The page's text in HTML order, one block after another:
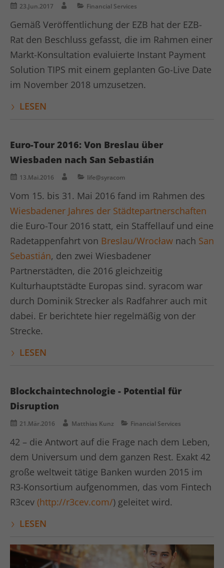
23.Jun.2017 Financial Services
Gemäß Veröffentlichung der EZB hat der EZB-
Rat den Beschluss gefasst, die im Rahmen einer
Markt-Konsultation evaluierte Instant Payment
Solution TIPS mit einem geplanten Go-Live Date
im November 2018 umzusetzen.
LESEN
Euro-Tour 2016: Von Breslau über
Wiesbaden nach San Sebastián
13.Mai.2016 life@syracom
Vom 15. bis 31. Mai 2016 fand im Rahmen des
Wiesbadener Jahres der Städtepartnerschaften
die Euro-Tour 2016 statt, ein Staffellauf und eine
Radetappenfahrt von Breslau/Wrocław nach San
Sebastián, den zwei Wiesbadener
Partnerstädten, die 2016 gleichzeitig
Kulturhauptstädte Europas sind. syracom war
durch Dominik Strecker als Radfahrer auch mit
dabei. Er berichtete hier regelmäßig von der
Strecke.
LESEN
Blockchaintechnologie - Potential für
Disruption
21.Mär.2016 Matthias Kunz Financial Services
42 – die Antwort auf die Frage nach dem Leben,
dem Universum und dem ganzen Rest. Exakt 42
große weltweit tätige Banken wurden 2015 im
R3-Konsortium aufgenommen, das vom Fintech
R3cev (http://r3cev.com/) geleitet wird.
LESEN